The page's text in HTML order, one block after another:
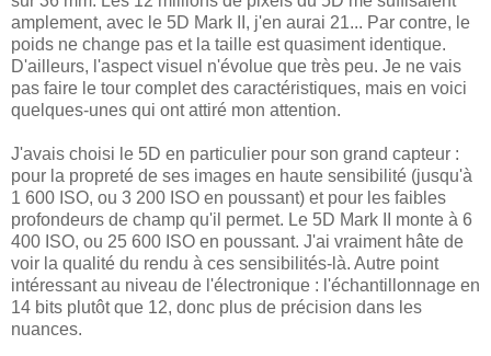
amplement, avec le 5D Mark II, j'en aurai 21... Par contre, le
poids ne change pas et la taille est quasiment identique.
D'ailleurs, l'aspect visuel n'évolue que très peu. Je ne vais
pas faire le tour complet des caractéristiques, mais en voici
quelques-unes qui ont attiré mon attention.
J'avais choisi le 5D en particulier pour son grand capteur :
pour la propreté de ses images en haute sensibilité (jusqu'à
1 600 ISO, ou 3 200 ISO en poussant) et pour les faibles
profondeurs de champ qu'il permet. Le 5D Mark II monte à 6
400 ISO, ou 25 600 ISO en poussant. J'ai vraiment hâte de
voir la qualité du rendu à ces sensibilités-là. Autre point
intéressant au niveau de l'électronique : l'échantillonnage en
14 bits plutôt que 12, donc plus de précision dans les
nuances.